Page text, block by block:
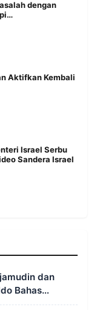
dengan
Aktifkan Kembali
Israel Serbu
Sandera Israel
dan
Bahas